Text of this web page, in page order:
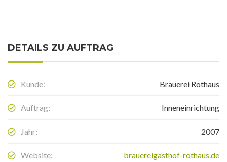
DETAILS ZU AUFTRAG
Kunde: Brauerei Rothaus
Auftrag: Inneneinrichtung
Jahr: 2007
Website: brauereigasthof-rothaus.de